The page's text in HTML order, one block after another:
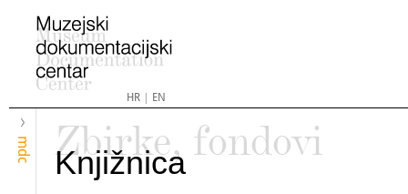
HR| EN
mdc
Zbirke, fondovi
Knjižnica